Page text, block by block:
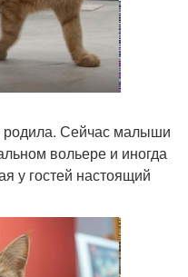
родила. Сейчас малыши
вольере и иногда
у гостей настоящий